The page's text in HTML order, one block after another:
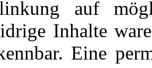
auf
Inhalte
Eine